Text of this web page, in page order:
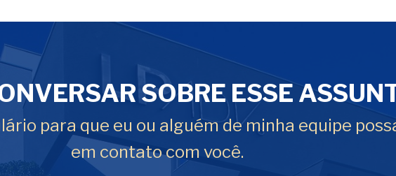
SOBRE ESSE
para que eu ou alguém de minha equipe
em contato com você.